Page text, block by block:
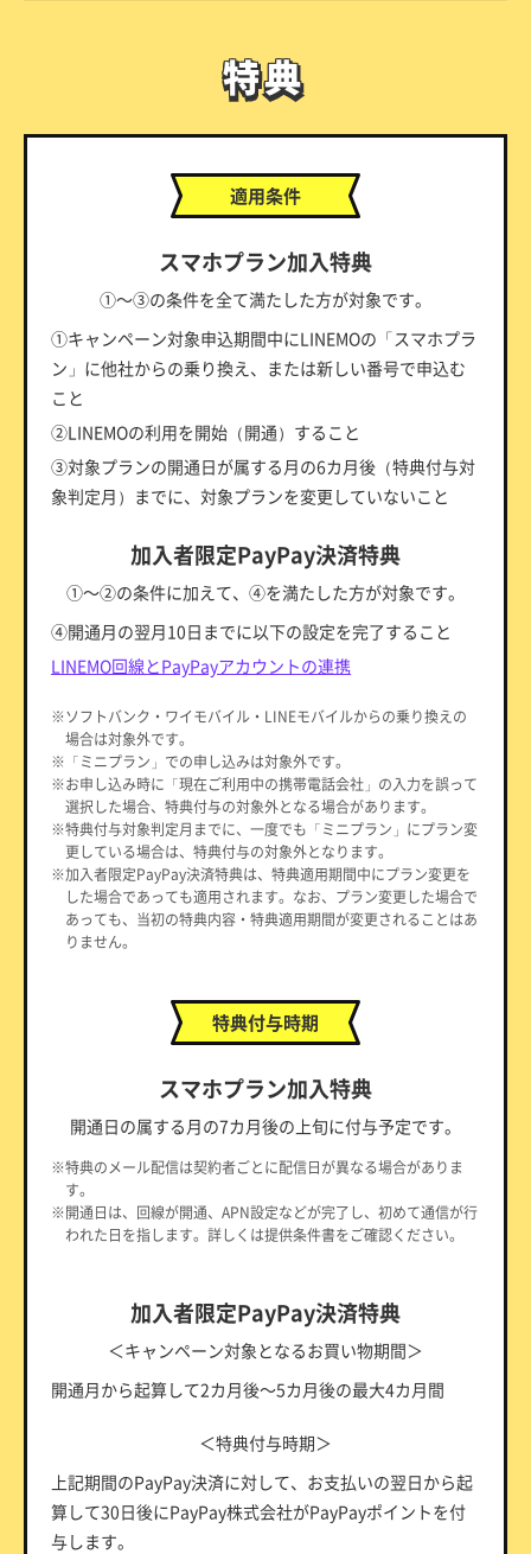
特典
特典
適用条件
スマホプラン加入特典
①～③の条件を全て満たした方が対象です。
①キャンペーン対象申込期間中にLINEMOの「スマホプラ
ン」に他社からの乗り換え、または新しい番号で申込む
こと
②LINEMOの利用を開始（開通）すること
③対象プランの開通日が属する月の6カ月後（特典付与対
象判定月）までに、対象プランを変更していないこと
加入者限定PayPay決済特典
①～②の条件に加えて、④を満たした方が対象です。
④開通月の翌月10日までに以下の設定を完了すること
LINEMO回線とPayPayアカウントの連携
※ソフトバンク・ワイモバイル・LINEモバイルからの乗り換えの
場合は対象外です。
※「ミニプラン」での申し込みは対象外です。
※お申し込み時に「現在ご利用中の携帯電話会社」の入力を誤って
選択した場合、特典付与の対象外となる場合があります。
※特典付与対象判定月までに、一度でも「ミニプラン」にプラン変
更している場合は、特典付与の対象外となります。
※加入者限定PayPay決済特典は、特典適用期間中にプラン変更を
した場合であっても適用されます。なお、プラン変更した場合で
あっても、当初の特典内容・特典適用期間が変更されることはあ
りません。
特典付与時期
スマホプラン加入特典
開通日の属する月の7カ月後の上旬に付与予定です。
※特典のメール配信は契約者ごとに配信日が異なる場合がありま
す。
※開通日は、回線が開通、APN設定などが完了し、初めて通信が行
われた日を指します。詳しくは提供条件書をご確認ください。
加入者限定PayPay決済特典
＜キャンペーン対象となるお買い物期間＞
開通月から起算して2カ月後～5カ月後の最大4カ月間
＜特典付与時期＞
上記期間のPayPay決済に対して、お支払いの翌日から起
算して30日後にPayPay株式会社がPayPayポイントを付
与します。